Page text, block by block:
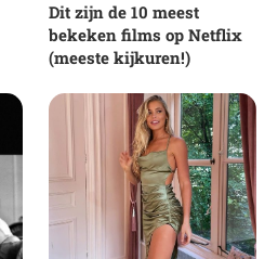
Dit zijn de 10 meest
bekeken films op Netflix
(meeste kijkuren!)